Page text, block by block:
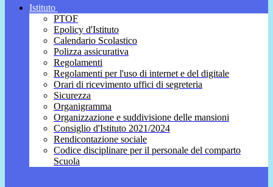
Istituto
PTOF
Epolicy d'Istituto
Calendario Scolastico
Polizza assicurativa
Regolamenti
Regolamenti per l'uso di internet e del digitale
Orari di ricevimento uffici di segreteria
Sicurezza
Organigramma
Organizzazione e suddivisione delle mansioni
Consiglio d'Istituto 2021/2024
Rendicontazione sociale
Codice disciplinare per il personale del comparto
Scuola